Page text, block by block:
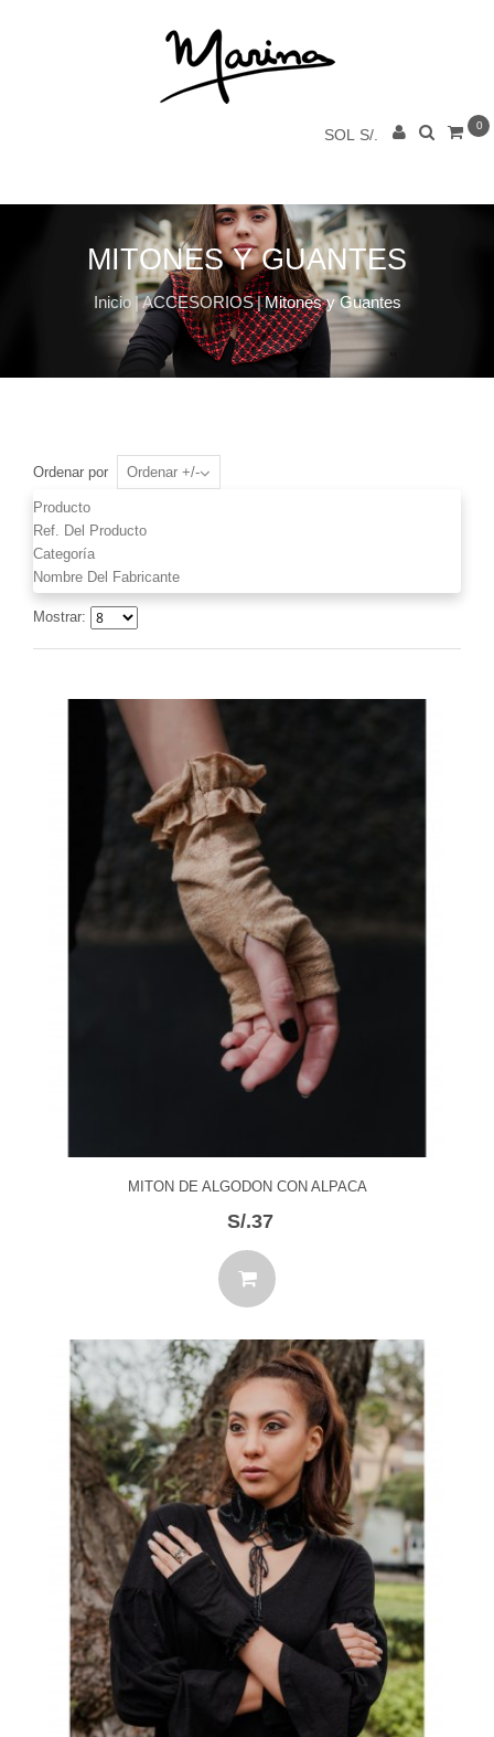
SOL S/.
0
MITONES Y GUANTES
Inicio |ACCESORIOS|Mitones y Guantes
Ordenar por Ordenar +/-
Producto
Ref. Del Producto
Categoría
Nombre Del Fabricante
Mostrar:
MITON DE ALGODON CON ALPACA
S/.37